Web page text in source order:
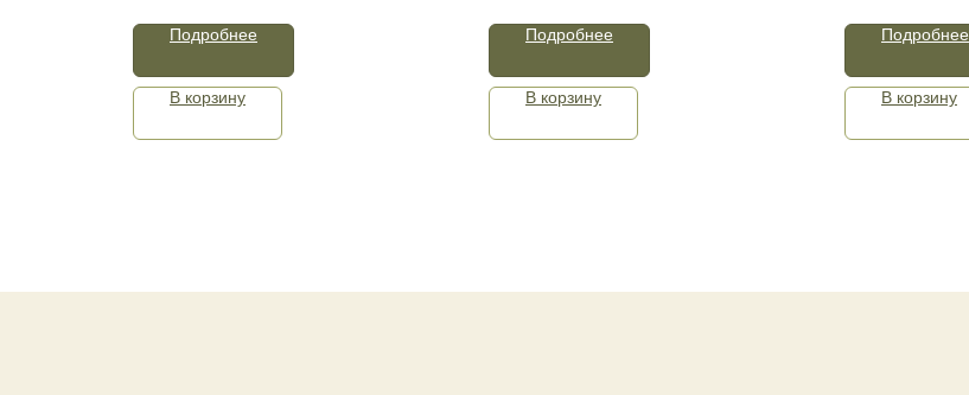
Подробнее
В корзину
Подробнее
В корзину
Подробнее
В корзину